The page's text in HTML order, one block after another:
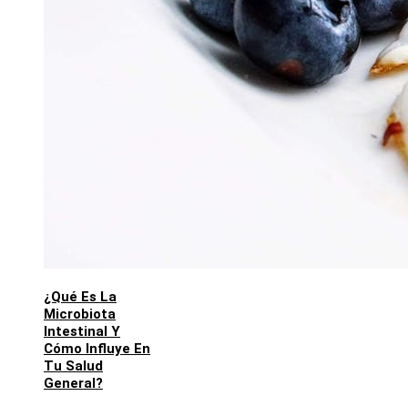
¿Qué Es La
Microbiota
Intestinal Y
Cómo Influye En
Tu Salud
General?